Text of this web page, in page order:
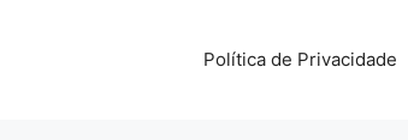
Política de Privacidade